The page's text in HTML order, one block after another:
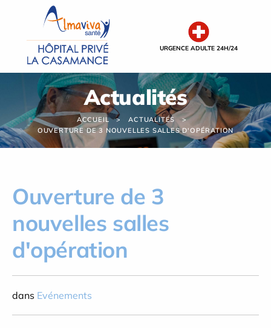
URGENCE ADULTE 24H/24
Actualités
ACCUEIL
ACTUALITÉS
OUVERTURE DE 3 NOUVELLES SALLES D'OPÉRATION
Ouverture de 3
nouvelles salles
d'opération
dans Evénements
Panneau de gestion des cookies